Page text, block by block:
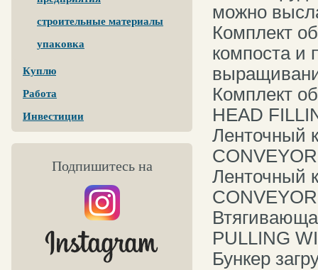
строительные материалы
упаковка
Куплю
Работа
Инвестиции
Подпишитесь на
можно
Комплект
компоста и
Комплект
HEAD
Ленточный
Ленточный
PULLING
Бункер